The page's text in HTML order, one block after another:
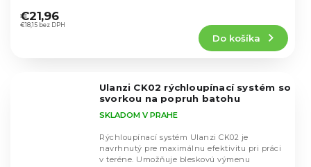
hodnotenie
produktu
€18,15 bez DPH
€21,96
Do košíka
Ulanzi CK02 rýchloupínací systém so
svorkou na popruh batohu
SKLADOM V PRAHE
Rýchloupínací systém Ulanzi CK02 je
navrhnutý pre maximálnu efektivitu pri práci
v teréne. Umožňuje bleskovú výmenu